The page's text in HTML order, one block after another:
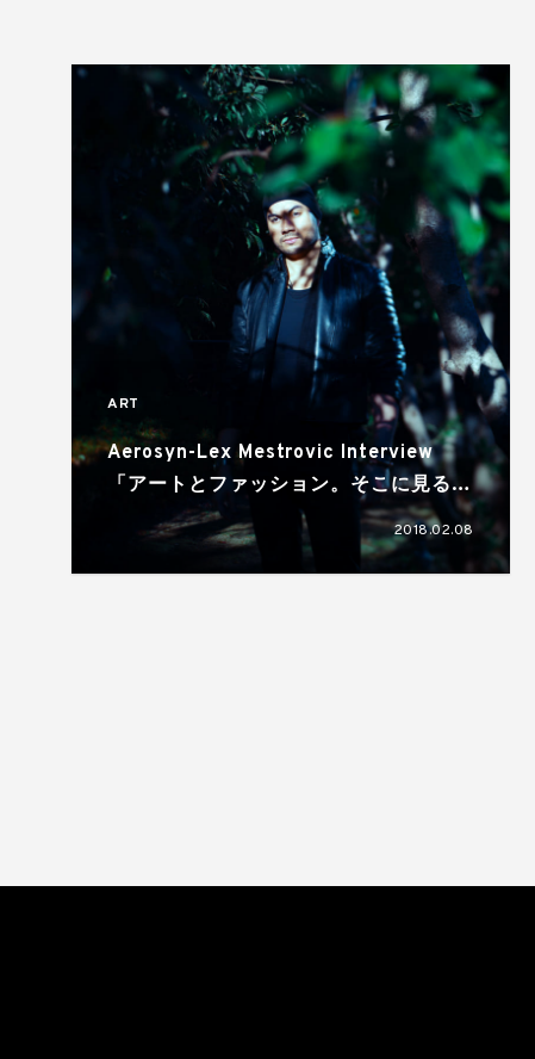
ART
Aerosyn-Lex Mestrovic Interview
「アートとファッション。そこに見る創
造性」イベントも今から開催
2018.02.08